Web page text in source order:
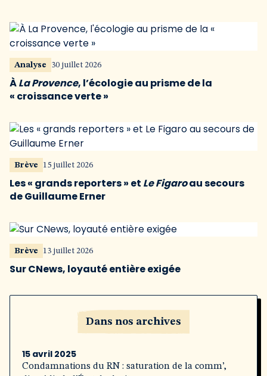
Analyse 30 juillet 2026
ÀLa Provence, l’écologie au prisme de la
« croissance verte »
Brève 15 juillet 2026
Les « grands reporters » et Le Figaroau secours
de Guillaume Erner
Brève 13 juillet 2026
Sur CNews, loyauté entière exigée
Dans nos archives
15 avril 2025
Condamnations du RN : saturation de la comm’,